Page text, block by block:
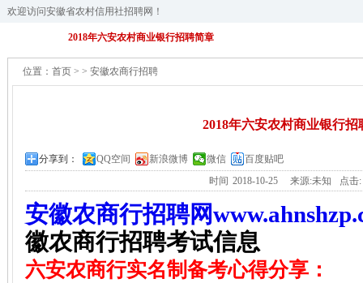
欢迎访问安徽省农村信用社招聘网！
2018年六安农村商业银行招聘简章
位置： 首页 > > 安徽农商行招聘
2018年六安农村商业银行招
分享到： QQ空间 新浪微博 微信
百度贴吧
时间 2018-10-25 来源:未知 点击:
安徽农商行招聘网
徽农商行招聘考试信息
六安农商行实名制备考心得分享：